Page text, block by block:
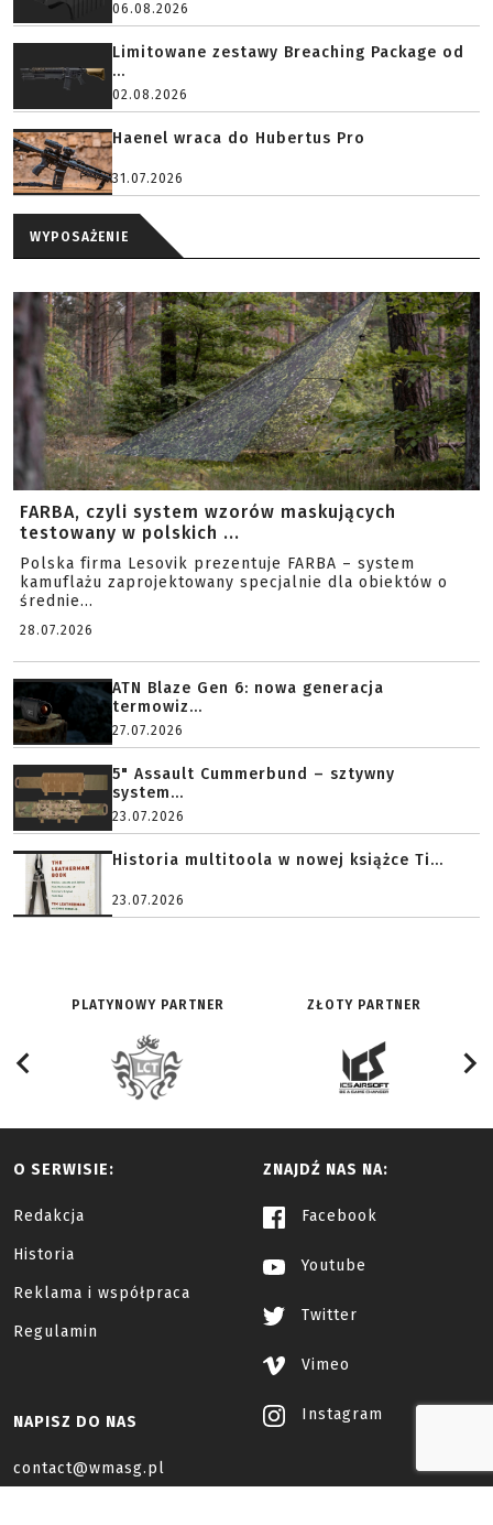
06.08.2026
Limitowane zestawy Breaching Package od
...
02.08.2026
Haenel wraca do Hubertus Pro
31.07.2026
WYPOSAŻENIE
FARBA, czyli system wzorów maskujących
testowany w polskich ...
Polska firma Lesovik prezentuje FARBA – system
kamuflażu zaprojektowany specjalnie dla obiektów o
średnie...
28.07.2026
ATN Blaze Gen 6: nowa generacja
termowiz...
27.07.2026
5" Assault Cummerbund – sztywny
system...
23.07.2026
Historia multitoola w nowej książce Ti...
23.07.2026
PLATYNOWY PARTNER ZŁOTY PARTNER
O SERWISIE:
Redakcja
Historia
Reklama i współpraca
Regulamin
ZNAJDŹ NAS NA:
Facebook
Youtube
Twitter
Vimeo
Instagram
NAPISZ DO NAS
contact@wmasg.pl